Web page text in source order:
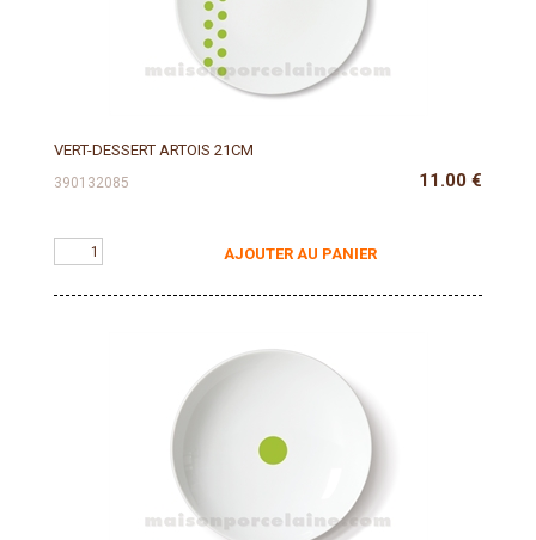
VERT-DESSERT ARTOIS 21CM
390132085 11.00 €
AJOUTER AU PANIER